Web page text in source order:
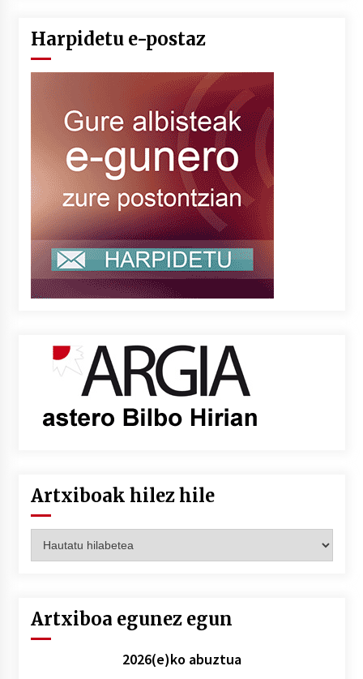
Harpidetu e-postaz
Artxiboak hilez hile
hilez
Artxiboa egunez egun
2026(e)ko abuztua